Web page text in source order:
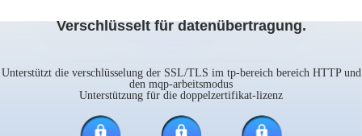
Verschlüsselt für datenübertragung.
Unterstützt die verschlüsselung der SSL/TLS im tp-bereich bereich HTTP und
den mqp-arbeitsmodus
Unterstützung für die doppelzertifikat-lizenz